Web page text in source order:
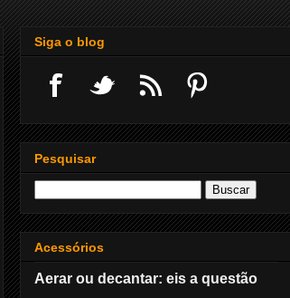
Siga o blog
Pesquisar
Acessórios
Aerar ou decantar: eis a questão